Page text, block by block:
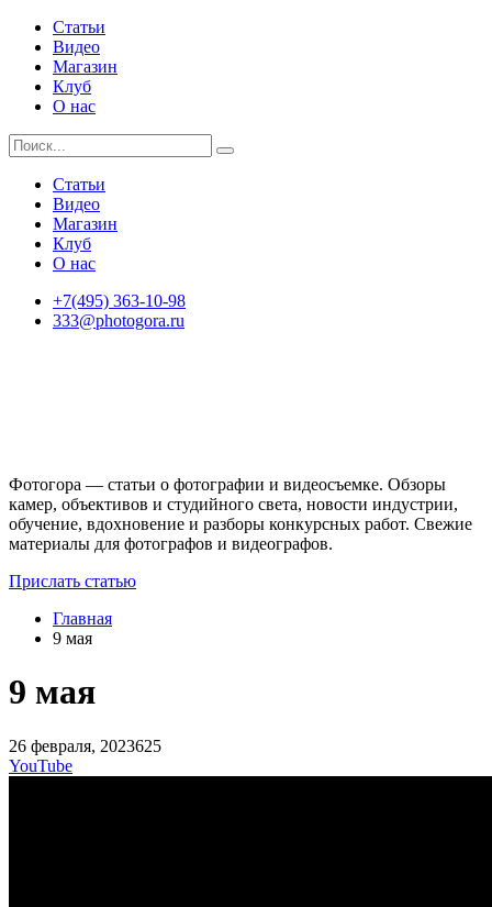
Статьи
Видео
Магазин
Клуб
О нас
Статьи
Видео
Магазин
Клуб
О нас
+7(495) 363-10-98
333@photogora.ru
Фотогора — статьи о фотографии и видеосъемке. Обзоры
камер, объективов и студийного света, новости индустрии,
обучение, вдохновение и разборы конкурсных работ. Свежие
материалы для фотографов и видеографов.
Прислать статью
Главная
9 мая
9 мая
26 февраля, 2023625
YouTube